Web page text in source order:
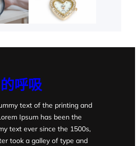
呼吸
text of the printing and
Ipsum has been the
text ever since the 1500s,
took a galley of type and